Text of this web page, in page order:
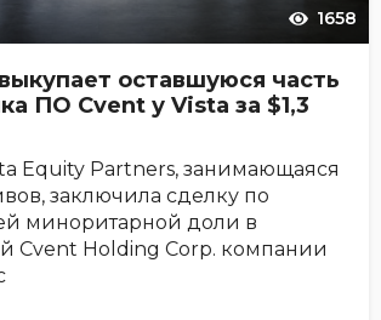
1658
оставшуюся часть
ПО Cvent у Vista за $1,3
Equity Partners, занимающаяся
заключила сделку по
миноритарной доли в
Cvent Holding Corp. компании